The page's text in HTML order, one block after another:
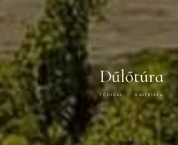
Dűlőtúra
FŐOLDAL GALÉRIÁK >